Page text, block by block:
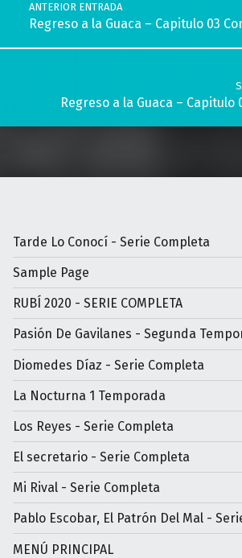
ANTERIOR ENTRADA
Regreso a la Guaca – Capitulo 03
Regreso a la Guaca – Capitulo
Tarde Lo Conocí - Serie Completa
Sample Page
RUBÍ 2020 - SERIE COMPLETA
Pasión De Gavilanes - Segunda
Diomedes Díaz - Serie Completa
La Nocturna 1 Temporada
Los Reyes - Serie Completa
El secretario - Serie Completa
Mi Rival - Serie Completa
Pablo Escobar, El Patrón Del Mal -
MENÚ PRINCIPAL